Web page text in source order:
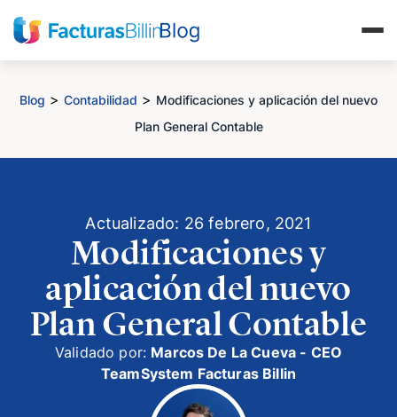
Blog > Contabilidad > Modificaciones y aplicación del nuevo
Plan General Contable
Actualizado: 26 febrero, 2021
Modificaciones y
aplicación del nuevo
Plan General Contable
Validado por: Marcos De La Cueva - CEO
TeamSystem Facturas Billin